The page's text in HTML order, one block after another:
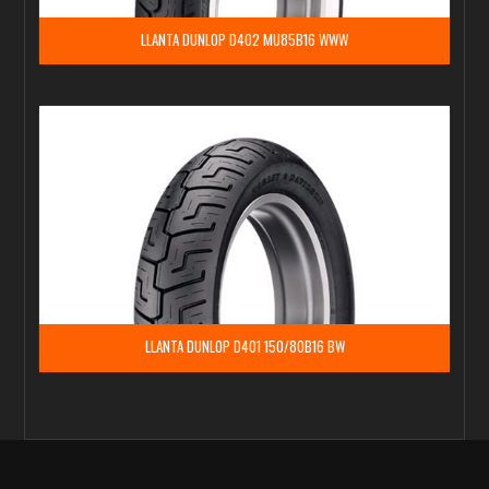
LLANTA DUNLOP D402 MU85B16 WWW
LLANTA DUNLOP D401 150/80B16 BW